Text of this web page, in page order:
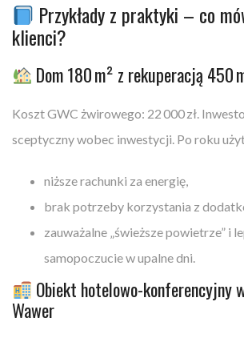
Przykłady z praktyki – co
klienci?
Dom 180 m² z rekuperacją 450
Koszt GWC żwirowego: 22 000 zł.
sceptyczny wobec inwestycji. Po roku
niższe rachunki za energię,
brak potrzeby korzystania z
zauważalne „świeższe powietrze” i
samopoczucie w upalne dni.
Obiekt hotelowo-konferencyjny
Wawer